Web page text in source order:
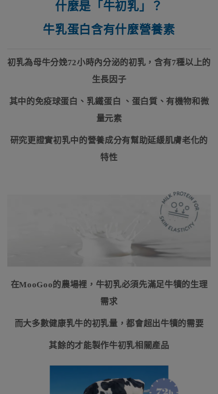
什麼是「牛初乳」？
牛乳蛋白含有什麼營養素
初乳為母牛分娩72小時內分泌的初乳，含有7種以上的
生長因子
其中的免疫球蛋白、乳鐵蛋白 、蛋白質、有機物和微
量元素
研究更證實初乳中的營養成分有幫助延緩肌膚老化的
特性
在MooGoo 的農場裡，牛初乳必須先滿足牛犢的生理
需求
而大多數健康乳牛的初乳量，都會超出牛犢的需要
其餘的才能製作牛初乳相關產品